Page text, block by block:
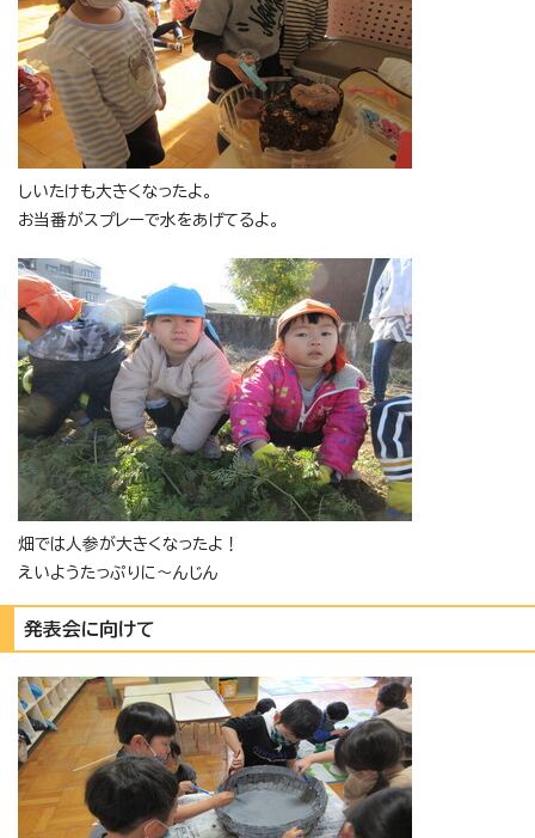
しいたけも大きくなったよ。
お当番がスプレーで水をあげてるよ。
畑では人参が大きくなったよ！
えいようたっぷりに～んじん
発表会に向けて